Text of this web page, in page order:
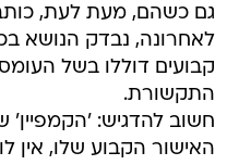
קבועים דוללו בשל
התקשורת.
חשוב להדגיש:
האישור הקבוע שלו, אין
את הכנסת. בניגוד
אביטל להיכנס לכנסת